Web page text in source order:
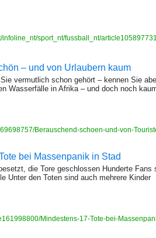
infoline_nt/sport_nt/fussball_nt/
– und von Urlaubern kaum
vermutlich schon gehört – kennen Sie
Wasserfälle in Afrika – und doch noch
Berauschend-schoen-und-von-
bei Massenpanik in Stad
die Tore geschlossen Hunderte
Unter den Toten sind auch mehrere Kinder
Mindestens-17-Tote-bei-